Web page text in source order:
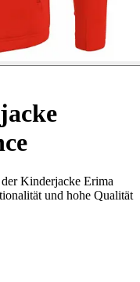
Kinderjacke Erima
und hohe Qualität